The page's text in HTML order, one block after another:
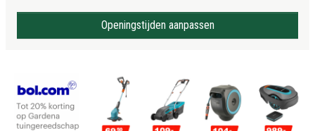
Openingstijden aanpassen